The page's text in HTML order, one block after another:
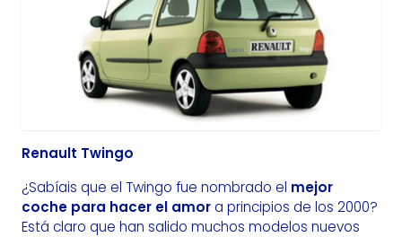
Renault Twingo
¿Sabíais que el Twingo fue nombrado el mejor
coche para hacer el amora principios de los 2000?
Está claro que han salido muchos modelos nuevos